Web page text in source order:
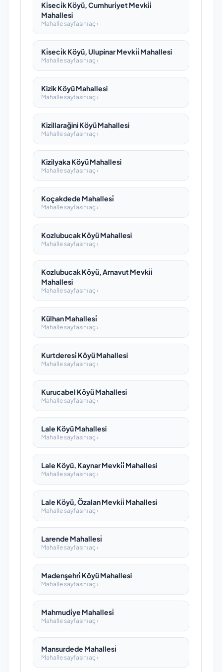
Ki̇seci̇k Köyü, Cumhuri̇yet Mevki̇i̇
Mahallesi
Mahalle sayfasını aç ›
Ki̇seci̇k Köyü, Ulupinar Mevki̇i̇ Mahallesi
Mahalle sayfasını aç ›
Kizik Köyü Mahallesi
Mahalle sayfasını aç ›
Kizillarağini Köyü Mahallesi
Mahalle sayfasını aç ›
Kizilyaka Köyü Mahallesi
Mahalle sayfasını aç ›
Koçakdede Mahallesi̇
Mahalle sayfasını aç ›
Kozlubucak Köyü Mahallesi
Mahalle sayfasını aç ›
Kozlubucak Köyü, Arnavut Mevki̇i̇
Mahallesi
Mahalle sayfasını aç ›
Külhan Mahallesi̇
Mahalle sayfasını aç ›
Kurtderesi̇ Köyü Mahallesi
Mahalle sayfasını aç ›
Kurucabel Köyü Mahallesi
Mahalle sayfasını aç ›
Lale Köyü Mahallesi
Mahalle sayfasını aç ›
Lale Köyü, Kaynar Mevki̇i̇ Mahallesi
Mahalle sayfasını aç ›
Lale Köyü, Özalan Mevki̇i̇ Mahallesi
Mahalle sayfasını aç ›
Larende Mahallesi̇
Mahalle sayfasını aç ›
Madenşehri̇ Köyü Mahallesi
Mahalle sayfasını aç ›
Mahmudi̇ye Mahallesi̇
Mahalle sayfasını aç ›
Mansurdede Mahallesi̇
Mahalle sayfasını aç ›